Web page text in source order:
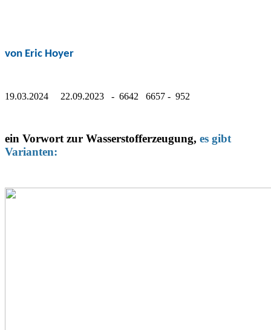
von Eric Hoyer
19.03.2024 22.09.2023 - 6642 6657 - 952
ein Vorwort zur Wasserstofferzeugung, es gibt
Varianten: